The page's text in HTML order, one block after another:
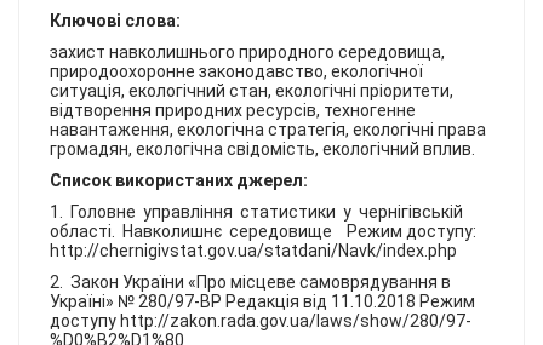
Ключові слова:
захист навколишнього природного середовища,
природоохоронне законодавство, екологічної
ситуація, екологічний стан, екологічні пріоритети,
відтворення природних ресурсів, техногенне
навантаження, екологічна стратегія, екологічні права
громадян, екологічна свідомість, екологічний вплив.
Список використаних джерел:
1. Головне управління статистики у чернігівській
області. Навколишнє середовище Режим доступу:
http://chernigivstat.gov.ua/statdani/Navk/index.php
2. Закон України «Про місцеве самоврядування в
Україні» № 280/97-ВР Редакція від 11.10.2018 Режим
доступу http://zakon.rada.gov.ua/laws/show/280/97-
%D0%B2%D1%80